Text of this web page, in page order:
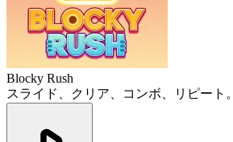
Blocky Rush
スライド、クリア、コンボ、リピート。